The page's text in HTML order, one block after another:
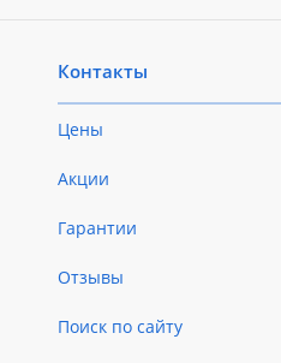
Контакты
Цены
Акции
Гарантии
Отзывы
Поиск по сайту